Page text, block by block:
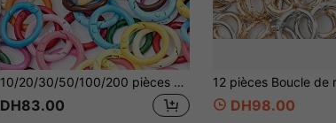
10/20/30/50/100/200 pièces Anneau en O à ressort en alliage de zinc de couleur aléatoire - Boucle ronde à dégagement rapide en métal durable, peinture cuite, convient pour porte-clés DIY, sangle, laisse de chien, boucle d'escalade en extérieur, portefeuille et autres boucles multifonctions, facile à ouvrir et à fermer, sécurisé et ferme, surface lisse, avec accessoires, couleurs riches
DH83.00 DH98.00